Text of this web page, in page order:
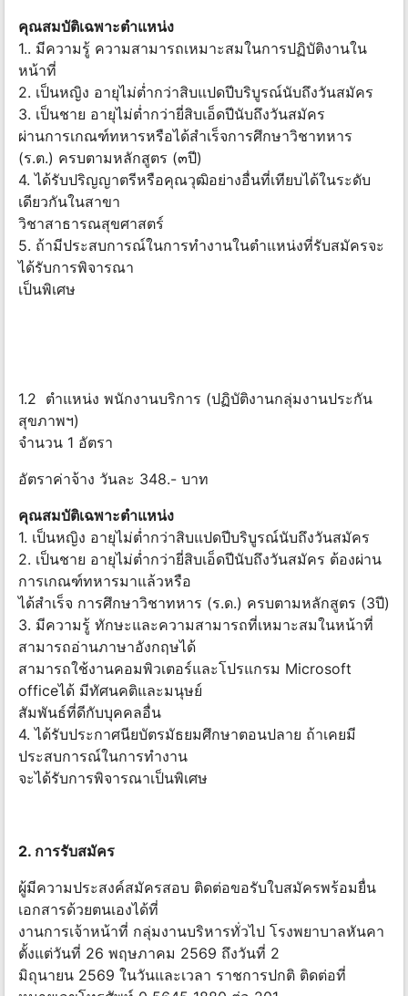
คุณสมบัติเฉพาะตำแหน่ง
1.. มีความรู้ ความสามารถเหมาะสมในการปฏิบัติงานใน
หน้าที่
2. เป็นหญิง อายุไม่ต่ำกว่าสิบแปดปีบริบูรณ์นับถึงวันสมัคร
3. เป็นชาย อายุไม่ต่ำกว่ายี่สิบเอ็ดปีนับถึงวันสมัคร
ผ่านการเกณฑ์ทหารหรือได้สำเร็จการศึกษาวิชาทหาร
(ร.ต.) ครบตามหลักสูตร (๓ปี)
4. ได้รับปริญญาตรีหรือคุณวุฒิอย่างอื่นที่เทียบได้ในระดับ
เดียวกันในสาขา
วิชาสาธารณสุขศาสตร์
5. ถ้ามีประสบการณ์ในการทำงานในตำแหน่งที่รับสมัครจะ
ได้รับการพิจารณา
เป็นพิเศษ
1.2 ตำแหน่ง พนักงานบริการ (ปฏิบัติงานกลุ่มงานประกัน
สุขภาพฯ)
จำนวน 1 อัตรา
อัตราค่าจ้าง วันละ 348.- บาท
คุณสมบัติเฉพาะตำแหน่ง
1. เป็นหญิง อายุไม่ต่ำกว่าสิบแปดปีบริบูรณ์นับถึงวันสมัคร
2. เป็นชาย อายุไม่ต่ำกว่ายี่สิบเอ็ดปีนับถึงวันสมัคร ต้องผ่าน
การเกณฑ์ทหารมาแล้วหรือ
ได้สำเร็จ การศึกษาวิชาทหาร (ร.ด.) ครบตามหลักสูตร (3ปี)
3. มีความรู้ ทักษะและความสามารถที่เหมาะสมในหน้าที่
สามารถอ่านภาษาอังกฤษได้
สามารถใช้งานคอมพิวเตอร์และโปรแกรม Microsoft
officeได้ มีทัศนคติและมนุษย์
สัมพันธ์ที่ดีกับบุคคลอื่น
4. ได้รับประกาศนียบัตรมัธยมศึกษาตอนปลาย ถ้าเคยมี
ประสบการณ์ในการทำงาน
จะได้รับการพิจารณาเป็นพิเศษ
2. การรับสมัคร
ผู้มีความประสงค์สมัครสอบ ติดต่อขอรับใบสมัครพร้อมยื่น
เอกสารด้วยตนเองได้ที่
งานการเจ้าหน้าที่ กลุ่มงานบริหารทั่วไป โรงพยาบาลหันคา
ตั้งแต่วันที่ 26 พฤษภาคม 2569 ถึงวันที่ 2
มิถุนายน 2569 ในวันและเวลา ราชการปกติ ติดต่อที่